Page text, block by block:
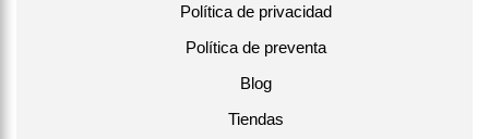
Política de privacidad
Política de preventa
Blog
Tiendas